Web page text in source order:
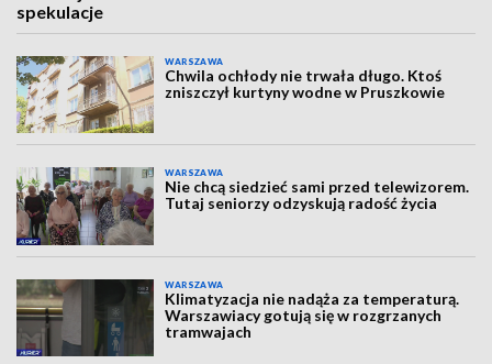
spekulacje
WARSZAWA
Chwila ochłody nie trwała długo. Ktoś
zniszczył kurtyny wodne w Pruszkowie
WARSZAWA
Nie chcą siedzieć sami przed telewizorem.
Tutaj seniorzy odzyskują radość życia
WARSZAWA
Klimatyzacja nie nadąża za temperaturą.
Warszawiacy gotują się w rozgrzanych
tramwajach